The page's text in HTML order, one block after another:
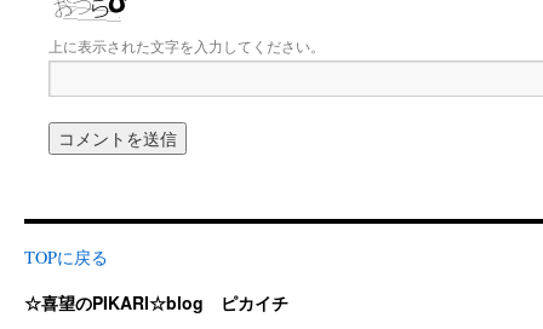
上に表示された文字を入力してください。
TOPに戻る
☆喜望のPIKARI☆blog ピカイチ